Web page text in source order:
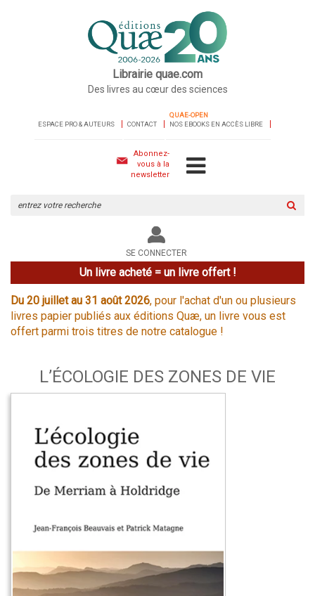
Librairie quae.com
Des livres au cœur des sciences
ESPACE PRO & AUTEURS CONTACT
QUAE-OPEN
NOS EBOOKS EN ACCÈS LIBRE
Abonnez-
vous à la
newsletter
le
site
SE CONNECTER
Un livre acheté = un livre offert !
Du 20 juillet au 31 août 2026, pour l'achat d'un ou plusieurs
livres papier publiés aux éditions Quæ, un livre vous est
offert parmi trois titres de notre catalogue !
L’ÉCOLOGIE DES ZONES DE VIE